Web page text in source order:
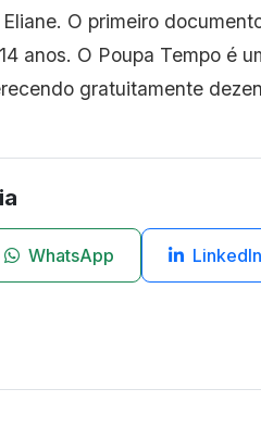
O primeiro
anos. O Poupa Tempo é
gratuitamente
WhatsApp LinkedIn